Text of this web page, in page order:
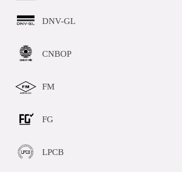
DNV-GL
CNBOP
FM
FG
LPCB